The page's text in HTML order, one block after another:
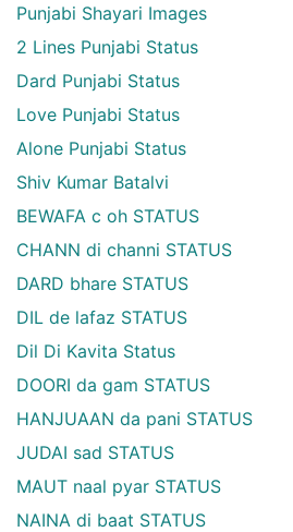
Punjabi Shayari Images
2 Lines Punjabi Status
Dard Punjabi Status
Love Punjabi Status
Alone Punjabi Status
Shiv Kumar Batalvi
BEWAFA c oh STATUS
CHANN di channi STATUS
DARD bhare STATUS
DIL de lafaz STATUS
Dil Di Kavita Status
DOORI da gam STATUS
HANJUAAN da pani STATUS
JUDAI sad STATUS
MAUT naal pyar STATUS
NAINA di baat STATUS